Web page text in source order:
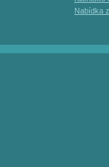
Nabídka